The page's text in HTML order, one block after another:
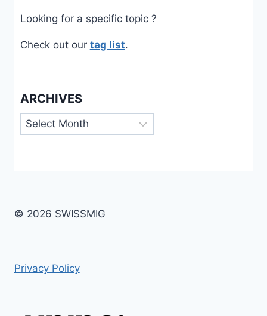
Looking for a specific topic ?
Check out our tag list.
ARCHIVES
Archives
© 2026 SWISSMIG
Privacy Policy